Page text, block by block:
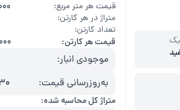
قیمت هر متر مربع:
متراژ در هر کارتن:
تعداد کارتن:
قیمت هر کارتن:
موجودی انبار:
به‌روزرسانی قیمت:
متراژ کل محاسبه شده: